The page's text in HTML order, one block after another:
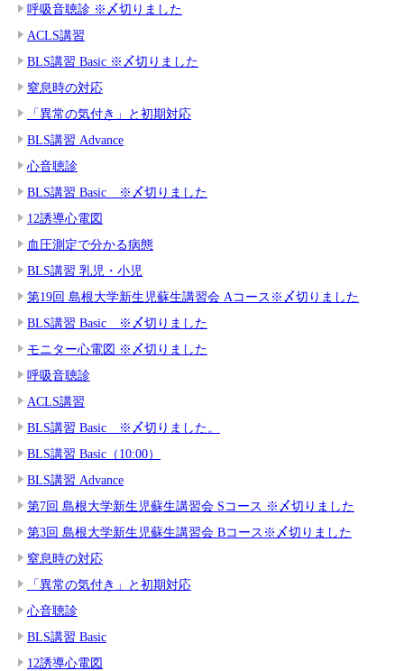
呼吸音聴診 ※〆切りました
ACLS講習
BLS講習 Basic ※〆切りました
窒息時の対応
「異常の気付き」と初期対応
BLS講習 Advance
心音聴診
BLS講習 Basic ※〆切りました
12誘導心電図
血圧測定で分かる病態
BLS講習 乳児・小児
第19回 島根大学新生児蘇生講習会 Aコース※〆切りました
BLS講習 Basic ※〆切りました
モニター心電図 ※〆切りました
呼吸音聴診
ACLS講習
BLS講習 Basic ※〆切りました。
BLS講習 Basic（10:00）
BLS講習 Advance
第7回 島根大学新生児蘇生講習会 Sコース ※〆切りました
第3回 島根大学新生児蘇生講習会 Bコース※〆切りました
窒息時の対応
「異常の気付き」と初期対応
心音聴診
BLS講習 Basic
12誘導心電図